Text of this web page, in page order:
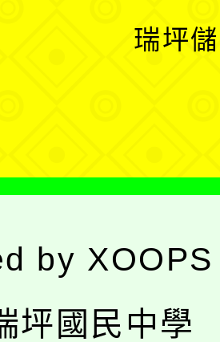
瑞坪
by XOOPS
坪國民中學